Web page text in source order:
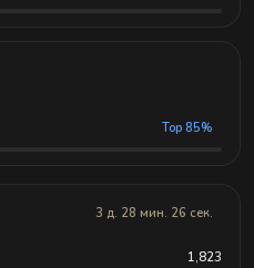
Top 85%
3 д. 28 мин. 26 сек.
1,823